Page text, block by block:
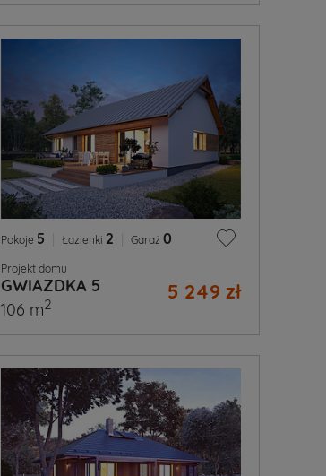
Pokoje 5 Łazienki 2 Garaż 0
Projekt domu
GWIAZDKA 5 5 249 zł
106 m2